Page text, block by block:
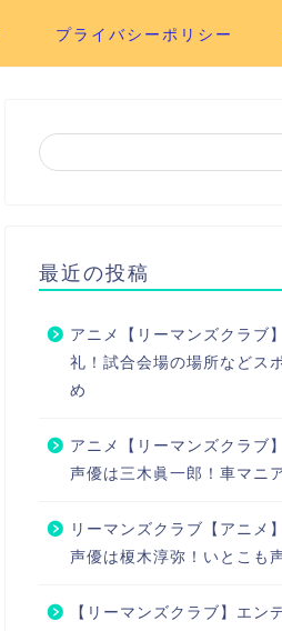
プライバシーポリシー
最近の投稿
アニメ【リーマンズクラブ
礼！試合会場の場所などス
め
アニメ【リーマンズクラブ
声優は三木眞一郎！車マニ
リーマンズクラブ【アニメ
声優は榎木淳弥！いとこも
【リーマンズクラブ】エン